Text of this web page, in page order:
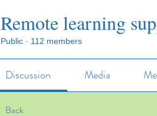
Remote learning
Public · 112 members
Discussion Media
Back